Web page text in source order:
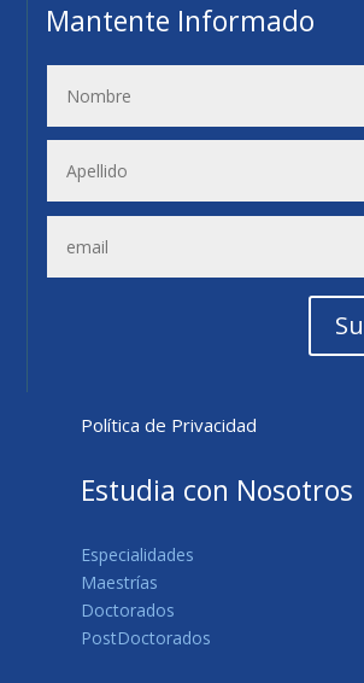
Mantente Informado
Política de Privacidad
Estudia con Nosotros
Especialidades
Maestrías
Doctorados
PostDoctorados